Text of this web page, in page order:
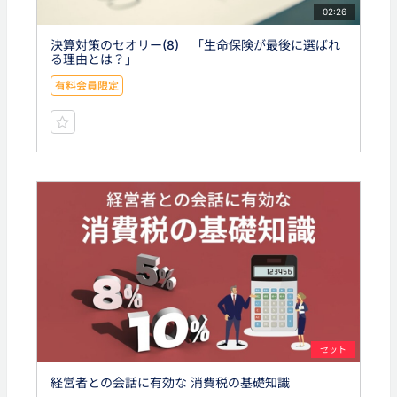
02:26
決算対策のセオリー(8) 「生命保険が最後に選ばれ
る理由とは？」
有料会員限定
セット
経営者との会話に有効な 消費税の基礎知識